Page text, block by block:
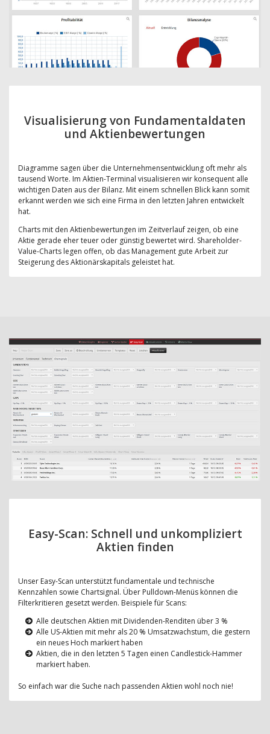
Visualisierung von Fundamentaldaten
und Aktienbewertungen
Diagramme sagen über die Unternehmensentwicklung oft mehr als
tausend Worte. Im Aktien-Terminal visualisieren wir konsequent alle
wichtigen Daten aus der Bilanz. Mit einem schnellen Blick kann somit
erkannt werden wie sich eine Firma in den letzten Jahren entwickelt
hat.
Charts mit den Aktienbewertungen im Zeitverlauf zeigen, ob eine
Aktie gerade eher teuer oder günstig bewertet wird. Shareholder-
Value-Charts legen offen, ob das Management gute Arbeit zur
Steigerung des Aktionärskapitals geleistet hat.
Easy-Scan: Schnell und unkompliziert
Aktien finden
Unser Easy-Scan unterstützt fundamentale und technische
Kennzahlen sowie Chartsignal. Über Pulldown-Menüs können die
Filterkritieren gesetzt werden. Beispiele für Scans:
Alle deutschen Aktien mit Dividenden-Renditen über 3 %
Alle US-Aktien mit mehr als 20 % Umsatzwachstum, die gestern
ein neues Hoch markiert haben
Aktien, die in den letzten 5 Tagen einen Candlestick-Hammer
markiert haben.
So einfach war die Suche nach passenden Aktien wohl noch nie!